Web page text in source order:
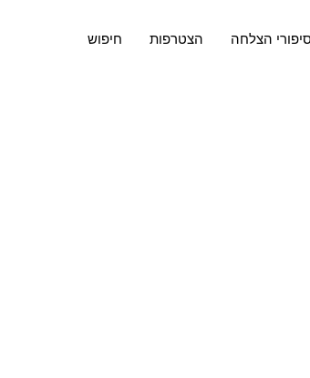
חיפוש הצטרפות סיפורי הצלחה